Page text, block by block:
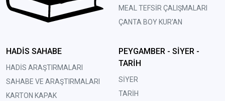
MEAL TEFSİR ÇALIŞMALARI
ÇANTA BOY KUR'AN
HADİS SAHABE
HADİS ARAŞTIRMALARI
SAHABE VE ARAŞTIRMALARI
KARTON KAPAK
PEYGAMBER - SİYER -
TARİH
SİYER
TARİH